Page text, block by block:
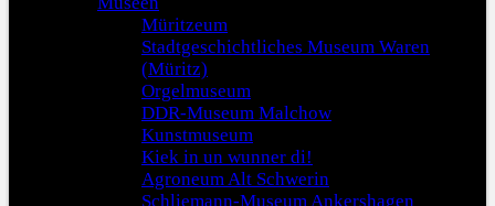
Müritzeum
Stadtgeschichtliches Museum Waren
(Müritz)
Orgelmuseum
DDR-Museum Malchow
Kunstmuseum
Kiek in un wunner di!
Agroneum Alt Schwerin
Schliemann-Museum Ankershagen